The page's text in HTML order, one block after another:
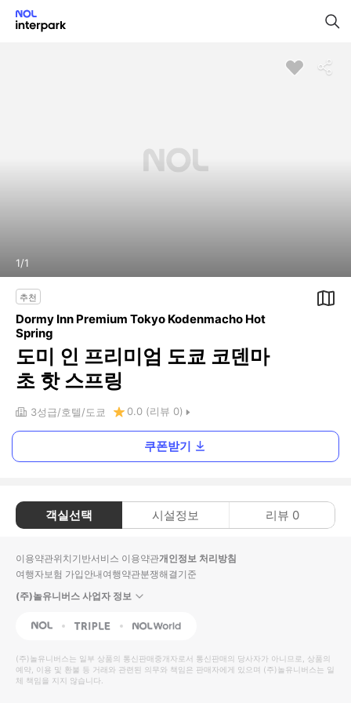
1/1
추천
Dormy Inn Premium Tokyo Kodenmacho Hot
Spring
도미 인 프리미엄 도쿄 코덴마
초 핫 스프링
3성급 호텔 도쿄 0.0 (리뷰 0)
쿠폰받기
객실선택 시설정보 리뷰 0
이용약관위치기반서비스 이용약관개인정보 처리방침
여행자보험 가입안내여행약관분쟁해결기준
(주)놀유니버스 사업자 정보
NOL Triple Interpark Global
(주)놀유니버스는 일부 상품의 통신판매중개자로서 통신판매의 당사자가 아니므로, 상품의
예약, 이용 및 환불 등 거래와 관련된 의무와 책임은 판매자에게 있으며 (주)놀유니버스는 일
체 책임을 지지 않습니다.